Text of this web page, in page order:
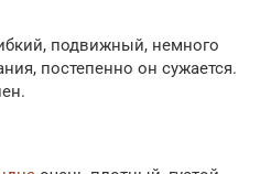
подвижный, немного
постепенно он сужается.